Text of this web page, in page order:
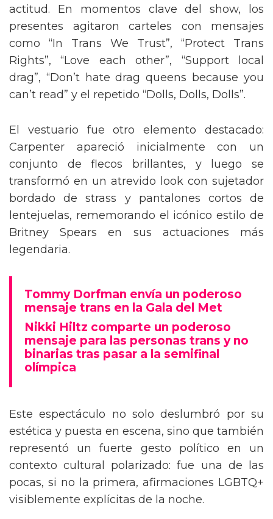
actitud. En momentos clave del show, los
presentes agitaron carteles con mensajes
como “In Trans We Trust”, “Protect Trans
Rights”, “Love each other”, “Support local
drag”, “Don’t hate drag queens because you
can’t read” y el repetido “Dolls, Dolls, Dolls”.
El vestuario fue otro elemento destacado:
Carpenter apareció inicialmente con un
conjunto de flecos brillantes, y luego se
transformó en un atrevido look con sujetador
bordado de strass y pantalones cortos de
lentejuelas, rememorando el icónico estilo de
Britney Spears en sus actuaciones más
legendaria.
Tommy Dorfman envía un poderoso
mensaje trans en la Gala del Met
Nikki Hiltz comparte un poderoso
mensaje para las personas trans y no
binarias tras pasar a la semifinal
olímpica
Este espectáculo no solo deslumbró por su
estética y puesta en escena, sino que también
representó un fuerte gesto político en un
contexto cultural polarizado: fue una de las
pocas, si no la primera, afirmaciones LGBTQ+
visiblemente explícitas de la noche.